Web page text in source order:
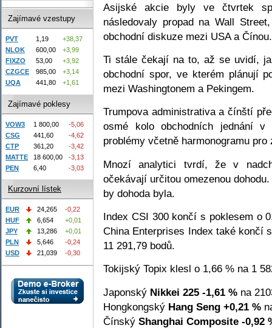
Asijské akcie byly ve čtvrtek
následovaly propad na Wall
obchodní diskuze mezi USA a Čínou.
Ti stále čekají na to, až se uvidí,
obchodní spor, ve kterém plánují
mezi Washingtonem a Pekingem.
Trumpova administrativa a čínští
osmé kolo obchodních jednání v
problémy včetně harmonogramu
Mnozí analytici tvrdí, že v
očekávají určitou omezenou
by dohoda byla.
Index CSI 300 končí s poklesem o
China Enterprises Index také končí
11 291,79 bodů.
Tokijský Topix klesl o 1,66 % na 1
Japonský Nikkei 225 -1,61 % na
Hongkongský Hang Seng +0,21 %
Čínský Shanghai Composite -0,92
Zajímavé vzestupy
PVT 1,19
+38,37
NLOK
600,00
+3,99
FIXZO
53,00
+3,92
CZGCE
985,00
+3,14
UQA
441,80 +1,61
Zajímavé poklesy
VOW3 1 800,00
-5,06
CSG
441,60
-4,62
CTP
361,20
-3,42
MATTE
18 600,00
-3,13
PEN
6,40 -3,03
Kurzovní lístek
EUR 24,265
-0,22
HUF
6,654
+0,01
JPY
13,286
+0,01
PLN
5,646
-0,24
USD
21,039 -0,30